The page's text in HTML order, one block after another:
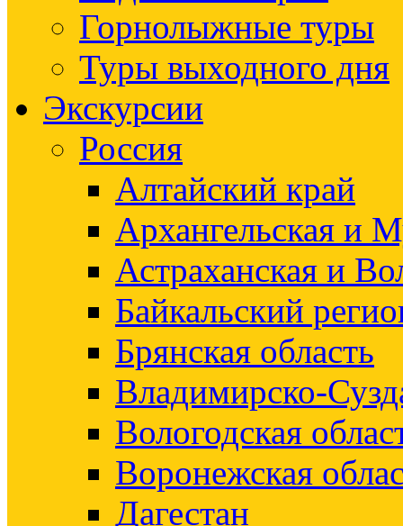
Горнолыжные туры
Туры выходного дня
Экскурсии
Россия
Алтайский край
Архангельская и
Астраханская и
Байкальский
Брянская область
Владимирско-
Вологодская
Воронежская
Дагестан